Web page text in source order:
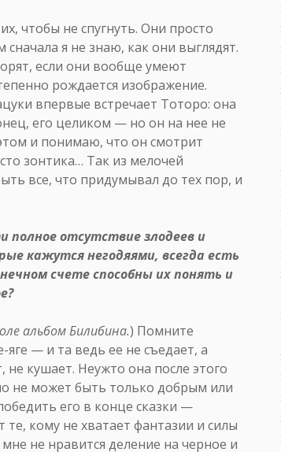
чтобы не спугнуть. Они просто
я не знаю, как они выглядят.
если они вообще умеют
рождается изображение.
впервые встречает Тоторо: она
его целиком — но он на нее не
и понимаю, что он смотрит
зонтика… Так из мелочей
все, что придумывал до тех пор, и
полное отсутствие злодеев и
кажутся негодяями, всегда есть
счете способны их понять и
альбом Билибина.) Помните
яге — и та ведь ее не съедает, а
кушает. Неужто она после этого
не может быть только добрым или
его в конце сказки —
кому не хватает фантазии и силы
не нравится деление на черное и